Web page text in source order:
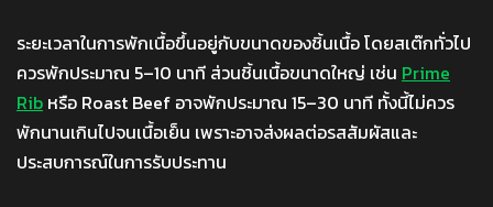
ระยะเวลาในการพักเนื้อขึ้นอยู่กับขนาดของชิ้นเนื้อ โดยสเต๊กทั่วไป
ควรพักประมาณ 5–10 นาที ส่วนชิ้นเนื้อขนาดใหญ่ เช่น Prime
Rib หรือ Roast Beef อาจพักประมาณ 15–30 นาที ทั้งนี้ไม่ควร
พักนานเกินไปจนเนื้อเย็น เพราะอาจส่งผลต่อรสสัมผัสและ
ประสบการณ์ในการรับประทาน